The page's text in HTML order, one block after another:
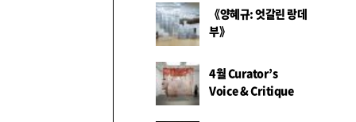
《양혜규: 엇갈린 랑데
부》
4월 Curator’s
Voice & Critique